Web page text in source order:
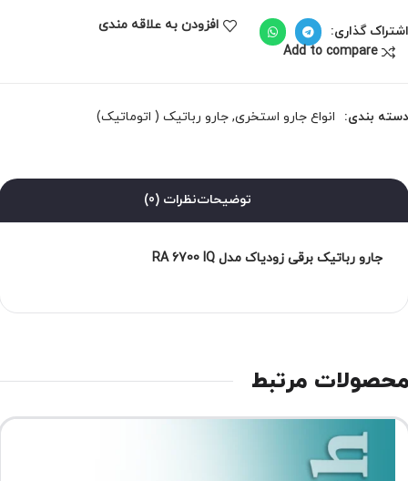
گذاری:
افزودن به علاقه مندی
Add to compare
بندی: انواع جارو استخری, جارو رباتیک ( اتوماتیک)
توضیحاتنظرات (0)
جارو رباتیک برقی زودیاک مدل RA 6700 IQ
مرتبط